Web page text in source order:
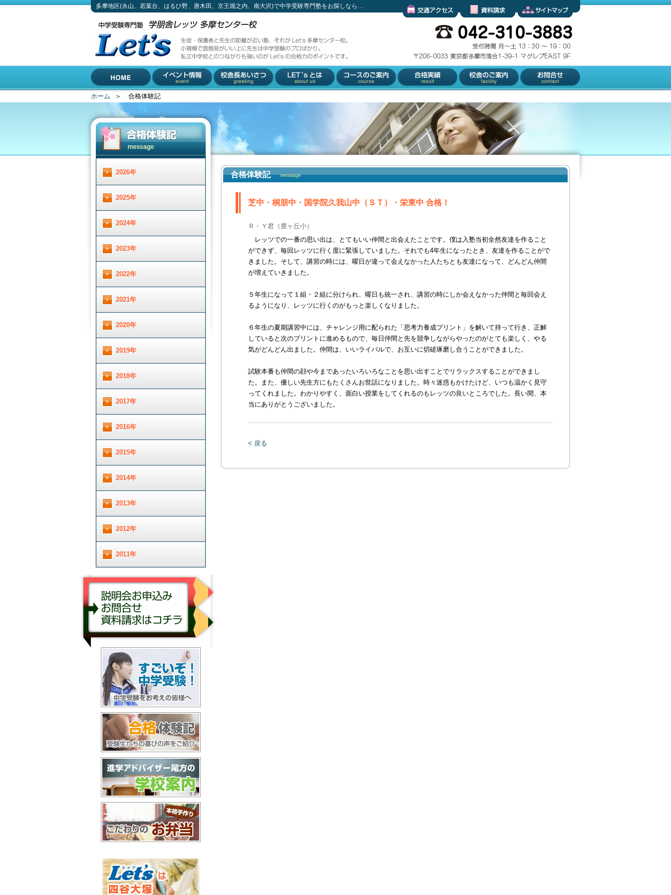
芝中・桐朋中・国学院久我山中（ＳＴ）・栄東中 合格！
多摩地区(永山、若葉台、はるひ野、唐木田、京王堀之内、南大沢)で中学受験専門塾をお探しなら…
私立中学校とのつながりも強いのがLet'sの合格力のポイントです。
多摩地区(永山、若葉台、は
るひ野、唐木田、京王堀之
内、南大沢)で中学受験専門
塾をお探しなら
交通アクセス 資料請求 サイトマップ
042-310-3883 (受付時間 月～土 13 : 30 ～ 19 :00)
〒206-0033 東京都多摩市落合1-5-11 小林ビル2F
ホーム ＞ 合格体験記
合格体験記 message
芝中・桐朋中・国学院久我山中（ＳＴ）・栄東中 合格！
Ｒ・Ｙ君（豊ヶ丘小）
レッツでの一番の思い出は、とてもいい仲間と出会えたことです。僕は入塾当初全然友達を作ること
ができず、毎回レッツに行く度に緊張していました。それでも4年生になったとき、友達を作ることがで
きました。そして、講習の時には、曜日が違って会えなかった人たちとも友達になって、どんどん仲間
が増えていきました。
５年生になって１組・２組に分けられ、曜日も統一され、講習の時にしか会えなかった仲間と毎回会え
るようになり、レッツに行くのがもっと楽しくなりました。
６年生の夏期講習中には、チャレンジ用に配られた「思考力養成プリント」を解いて持って行き、正解
していると次のプリントに進めるもので、毎日仲間と先を競争しながらやったのがとても楽しく、やる
気がどんどん出ました。仲間は、いいライバルで、お互いに切磋琢磨し合うことができました。
試験本番も仲間の顔や今まであったいろいろなことを思い出すことでリラックスすることができまし
た。また、優しい先生方にもたくさんお世話になりました。時々迷惑もかけたけど、いつも温かく見守
ってくれました。わかりやすく、面白い授業をしてくれるのもレッツの良いところでした。長い間、本
当にありがとうございました。
< 戻る
2026年
2025年
2024年
2023年
2022年
2021年
2020年
2019年
2018年
2017年
2016年
2015年
2014年
2013年
2012年
2011年
説明会お申し込み／お問合せ／資料請求はコチ
すごいぞ！中学受験
合格体験記
進学アドバイザー尾方の学校案内
HOME イベント情報